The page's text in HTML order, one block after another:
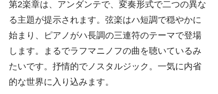
第2楽章は、アンダンテで、変奏形式で二つの異な
る主題が提示されます。弦楽はハ短調で穏やかに
始まり、ピアノがハ長調の三連符のテーマで登場
します。まるでラフマニノフの曲を聴いているみ
たいです。抒情的でノスタルジック。一気に内省
的な世界に入り込みます。